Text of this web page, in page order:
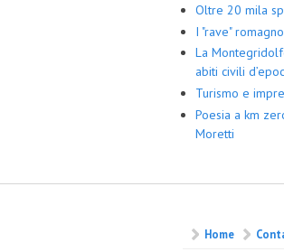
Oltre 20 mila
I "rave"
La
abiti civili
Turismo e
Poesia a km
Moretti
Home